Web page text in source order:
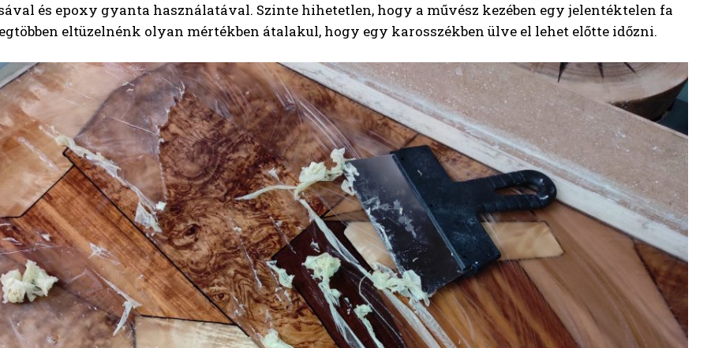
és epoxy gyanta használatával. Szinte hihetetlen, hogy a művész kezében egy jelentéktelen fa
eltüzelnénk olyan mértékben átalakul, hogy egy karosszékben ülve el lehet előtte időzni.